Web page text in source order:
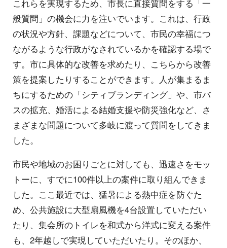
これらを実現するため、市長に直接質問をする「一
般質問」の機会に力を注いでいます。これは、行政
の状況や方針、課題などについて、市民の幸福につ
ながるような行政がなされているかを確認する場で
す。市に具体的な改善を求めたり、こちらから改善
策を提案したりすることができます。人が集まるま
ちにするための「シティブランディング」や、市バ
スの拡充、婚活による結婚支援や防災強化など、さ
まざまな問題について多岐に渡って質問をしてきま
した。
市民や地域のお困りごとに対しても、迅速さをモッ
トーに、すでに100件以上の案件に取り組んできま
した。ここ最近では、猛暑による熱中症を防ぐた
め、公共施設に大型扇風機を4台設置していただい
たり、集会所のトイレを和式から洋式に変える案件
も、2年越しで実現していただいたり。そのほか、